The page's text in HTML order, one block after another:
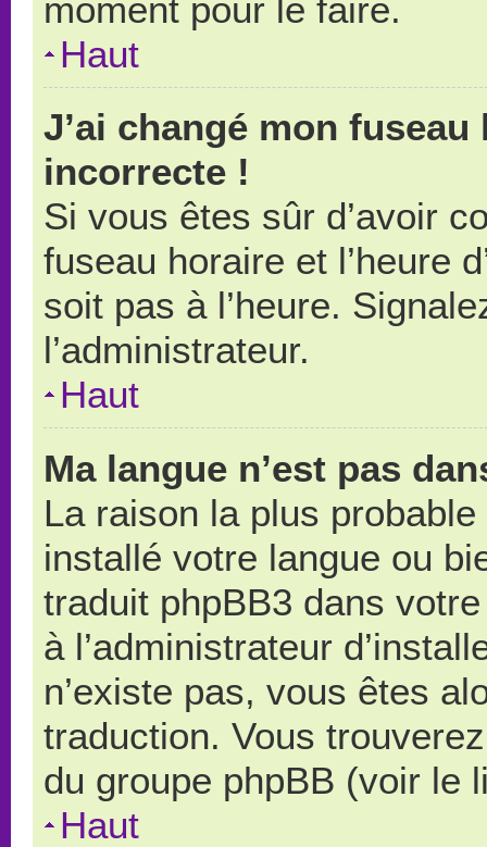
moment pour le faire.
Haut
J’ai changé mon
incorrecte !
Si vous êtes sûr d’avoir
fuseau horaire et l’heure
soit pas à l’heure.
l’administrateur.
Haut
Ma langue n’est pas
La raison la plus probable
installé votre langue ou
traduit phpBB3 dans
à l’administrateur
n’existe pas, vous êtes
traduction. Vous
du groupe phpBB (voir le
Haut